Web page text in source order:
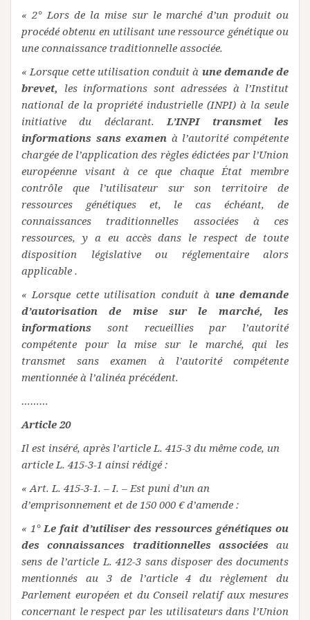
« 2° Lors de la mise sur le marché d’un produit ou
procédé obtenu en utilisant une ressource génétique ou
une connaissance traditionnelle associée.
« Lorsque cette utilisation conduit à une demande de
brevet, les informations sont adressées à l’Institut
national de la propriété industrielle (INPI) à la seule
initiative du déclarant.L’INPI transmet les
informations sans examen à l’autorité compétente
chargée de l’application des règles édictées par l’Union
européenne visant à ce que chaque État membre
contrôle que l’utilisateur sur son territoire de
ressources génétiques et, le cas échéant, de
connaissances traditionnelles associées à ces
ressources, y a eu accès dans le respect de toute
disposition législative ou réglementaire alors
applicable .
« Lorsque cette utilisation conduit à une demande
d’autorisation de mise sur le marché, les
informations sont recueillies par l’autorité
compétente pour la mise sur le marché, qui les
transmet sans examen à l’autorité compétente
mentionnée à l’alinéa précédent.
………
Article 20
Il est inséré, après l’article L. 415-3 du même code, un
article L. 415-3-1 ainsi rédigé :
« Art. L. 415-3-1. – I. – Est puni d’un an
d’emprisonnement et de 150 000 € d’amende :
« 1°Le fait d’utiliser des ressources génétiques ou
des connaissances traditionnelles associéesau
sens de l’article L. 412-3 sans disposer des documents
mentionnés au 3 de l’article 4 du règlement du
Parlement européen et du Conseil relatif aux mesures
concernant le respect par les utilisateurs dans l’Union